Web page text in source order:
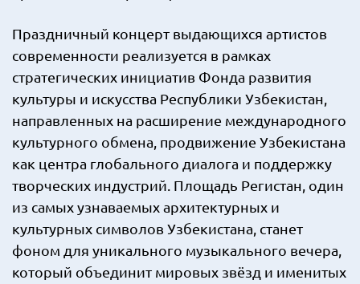
Праздничный концерт выдающихся артистов
современности реализуется в рамках
стратегических инициатив Фонда развития
культуры и искусства Республики Узбекистан,
направленных на расширение международного
культурного обмена, продвижение Узбекистана
как центра глобального диалога и поддержку
творческих индустрий. Площадь Регистан, один
из самых узнаваемых архитектурных и
культурных символов Узбекистана, станет
фоном для уникального музыкального вечера,
который объединит мировых звёзд и именитых